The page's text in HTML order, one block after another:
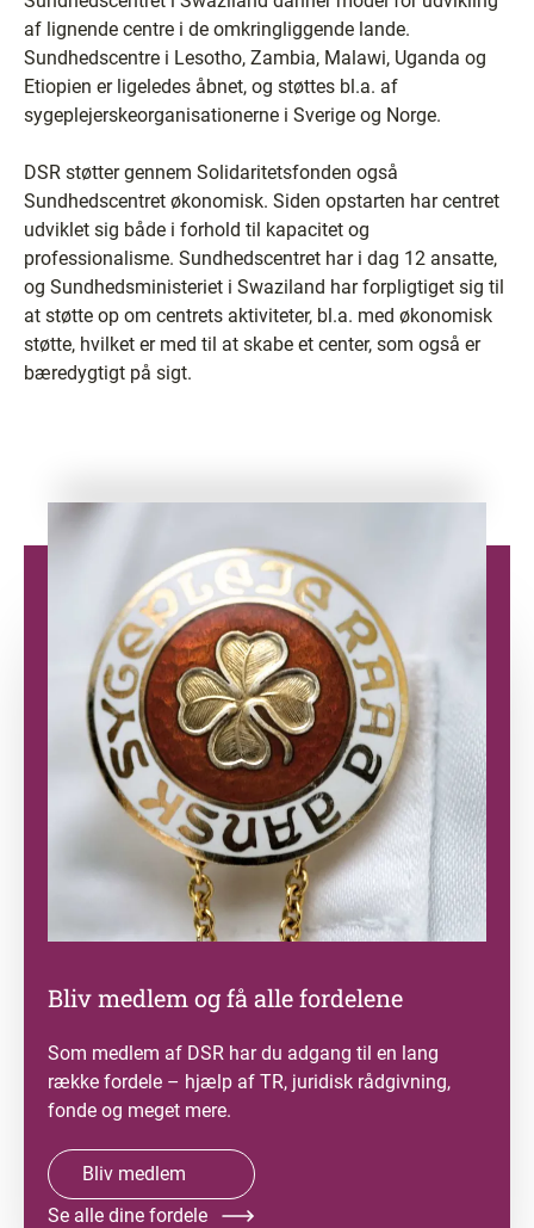
af lignende centre i de omkringliggende lande.
Sundhedscentre i Lesotho, Zambia, Malawi, Uganda og
Etiopien er ligeledes åbnet, og støttes bl.a. af
sygeplejerskeorganisationerne i Sverige og Norge.
DSR støtter gennem Solidaritetsfonden også
Sundhedscentret økonomisk. Siden opstarten har centret
udviklet sig både i forhold til kapacitet og
professionalisme. Sundhedscentret har i dag 12 ansatte,
og Sundhedsministeriet i Swaziland har forpligtiget sig til
at støtte op om centrets aktiviteter, bl.a. med økonomisk
støtte, hvilket er med til at skabe et center, som også er
bæredygtigt på sigt.
Bliv medlem og få alle fordelene
Som medlem af DSR har du adgang til en lang
række fordele – hjælp af TR, juridisk rådgivning,
fonde og meget mere.
Bliv medlem
Se alle dine fordele